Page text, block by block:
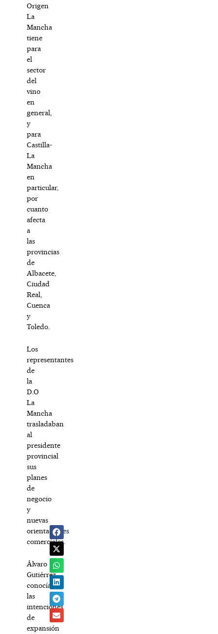
Origen
La
Mancha
tiene
para
el
sector
del
vino
en
general,
y
para
Castilla-
La
Mancha
en
particular,
por
cuanto
afecta
a
las
provincias
de
Albacete,
Ciudad
Real,
Cuenca
y
Toledo.
Los
representantes
de
la
D.O
La
Mancha
trasladaban
al
presidente
provincial
sus
planes
de
negocio
y
nuevas
orientaciones
comerciales.
Álvaro
Gutiérrez
conocía
las
intenciones
de
expansión